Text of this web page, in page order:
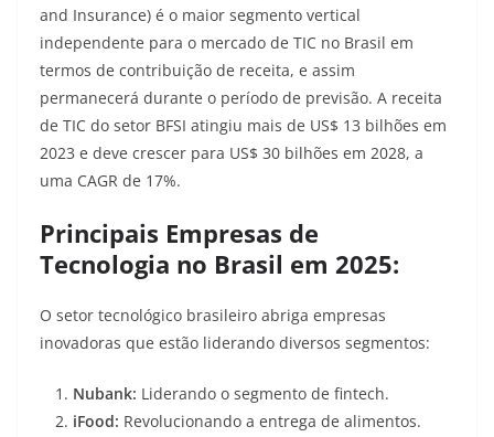
and Insurance) é o maior segmento vertical
independente para o mercado de TIC no Brasil em
termos de contribuição de receita, e assim
permanecerá durante o período de previsão. A receita
de TIC do setor BFSI atingiu mais de US$ 13 bilhões em
2023 e deve crescer para US$ 30 bilhões em 2028, a
uma CAGR de 17%.
Principais Empresas de
Tecnologia no Brasil em 2025:
O setor tecnológico brasileiro abriga empresas
inovadoras que estão liderando diversos segmentos:
Nubank: Liderando o segmento de fintech.
iFood: Revolucionando a entrega de alimentos.